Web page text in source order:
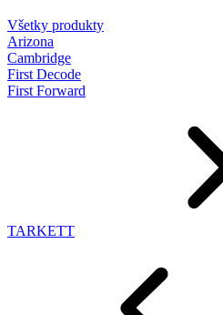
Všetky produkty
Arizona
Cambridge
First Decode
First Forward
TARKETT